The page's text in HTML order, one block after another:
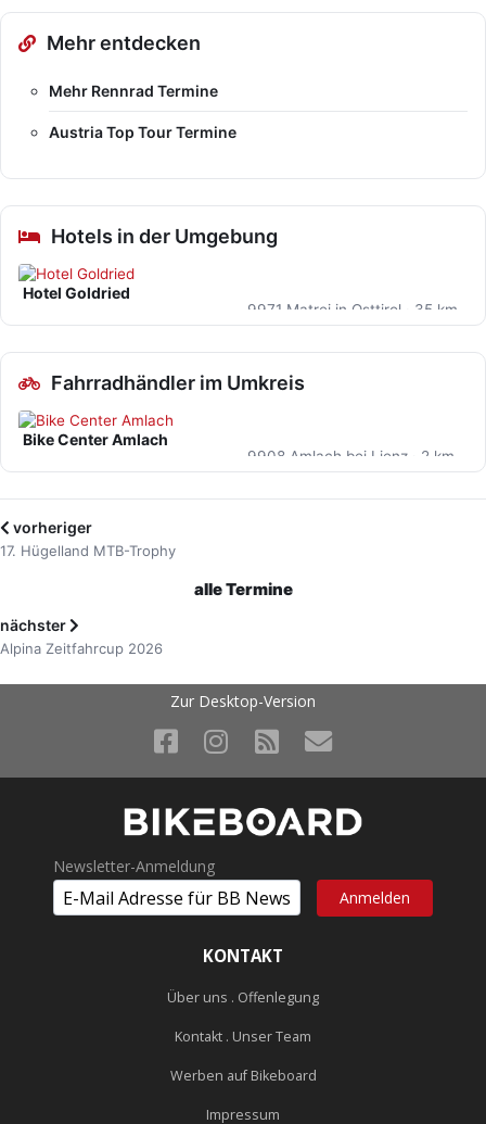
Hersteller unterstützt immer
Mehr entdecken
Mehr Rennrad Termine
Austria Top Tour Termine
Hotels in der Umgebung
Hotel Goldried
9971 Matrei in Osttirol · 35 km
Fahrradhändler im Umkreis
Bike Center Amlach
9908 Amlach bei Lienz · 2 km
vorheriger
17. Hügelland MTB-Trophy
alle Termine
nächster
Alpina Zeitfahrcup 2026
Zur Desktop-Version
Newsletter-Anmeldung
KONTAKT
Über uns . Offenlegung
Kontakt . Unser Team
Werben auf Bikeboard
Impressum